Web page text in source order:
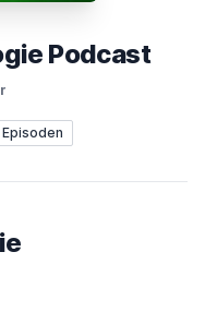
Podcast
Episoden